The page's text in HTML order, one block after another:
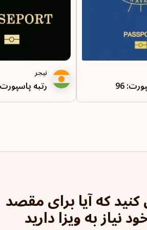
96
نیجر
رتبه پاسپورت:
که آیا برای مقصد
نیاز به ویزا دارید